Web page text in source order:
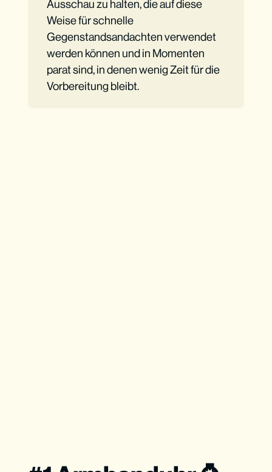
Ausschau zu halten, die auf diese
Weise für schnelle
Gegenstandsandachten verwendet
werden können und in Momenten
parat sind, in denen wenig Zeit für die
Vorbereitung bleibt.